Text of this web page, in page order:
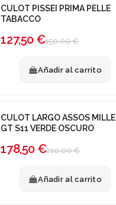
¡En oferta!
CULOT PISSEI PRIMA PELLE
TABACCO
127,50 €150,00 €
Añadir al carrito
¡En oferta!
CULOT LARGO ASSOS MILLE
GT S11 VERDE OSCURO
178,50 €210,00 €
Añadir al carrito